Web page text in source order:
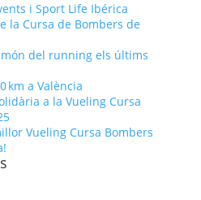
i Sport Life Ibérica
la Cursa de Bombers de
del running els últims
km a València
a la Vueling Cursa
Vueling Cursa Bombers